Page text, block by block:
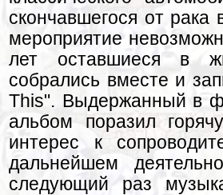
скончавшегося от рака
мероприятие
лет оставшиеся в
собрались вместе и
This". Выдержанный в
альбом поразил
интерес к
дальнейшем
следующий раз